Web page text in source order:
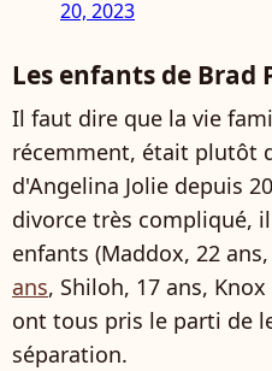
20, 2023
Les enfants de Brad
Il faut dire que la vie
récemment, était plutôt
d'Angelina Jolie depuis
divorce très compliqué,
enfants (Maddox, 22 ans,
ans, Shiloh, 17 ans,
ont tous pris le parti de
séparation.